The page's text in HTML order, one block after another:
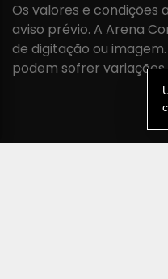
Os valores e condições
aviso prévio. A Arena
de digitação ou
podem sofrer